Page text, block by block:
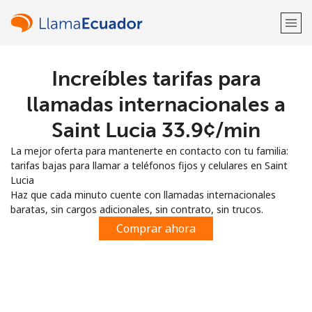
¡Bienvenido!
Regístrate con
o
Increíbles tarifas para
llamadas internacionales a
Saint Lucia ⁦33.9¢⁩/min
La mejor oferta para mantenerte en contacto con tu familia:
tarifas bajas para llamar a teléfonos fijos y celulares en Saint
Lucia
Haz que cada minuto cuente con llamadas internacionales
baratas, sin cargos adicionales, sin contrato, sin trucos.
Comprar ahora